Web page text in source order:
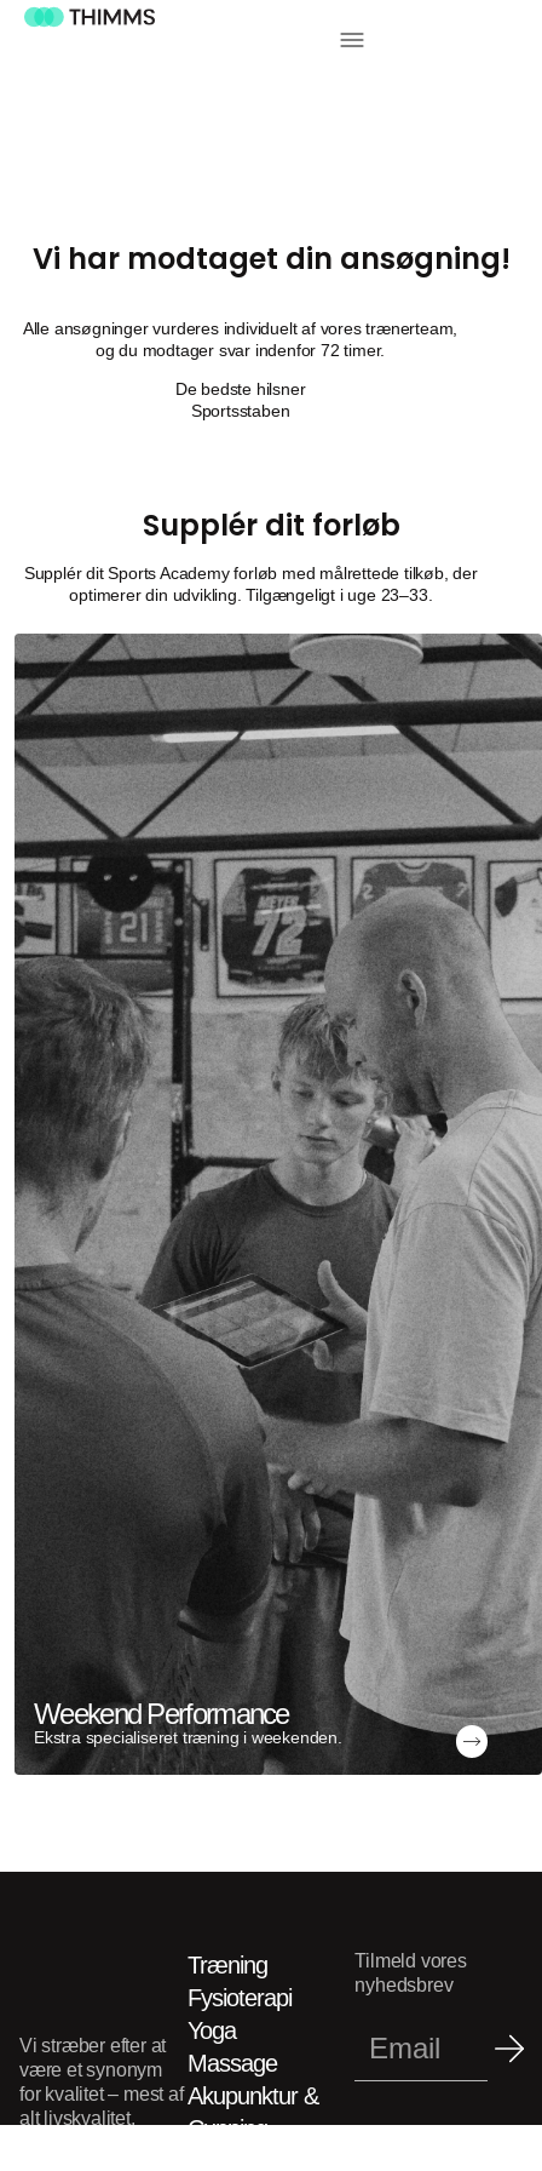
Vi har modtaget din ansøgning!
Alle ansøgninger vurderes individuelt af vores trænerteam,
og du modtager svar indenfor 72 timer.
De bedste hilsner
Sportsstaben
Supplér dit forløb
Supplér dit Sports Academy forløb med målrettede tilkøb, der
optimerer din udvikling. Tilgængeligt i uge 23–33.
Ekstra specialiseret træning i weekenden.
Weekend Performance
Vi stræber efter at
være et synonym
for kvalitet – mest af
alt livskvalitet.
Træning
Fysioterapi
Yoga
Massage
Akupunktur &
Cupping
Tilmeld vores
nyhedsbrev